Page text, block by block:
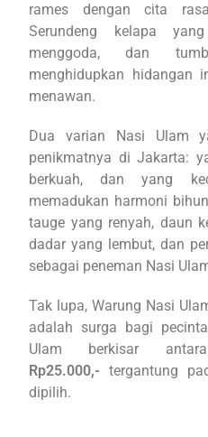
rames dengan cita
Serundeng kelapa
menggoda, dan
menghidupkan hidangan
menawan.
Dua varian Nasi Ulam
penikmatnya di Jakarta:
berkuah, dan yang
memadukan harmoni
tauge yang renyah, daun
dadar yang lembut, dan
sebagai peneman Nasi
Tak lupa, Warung Nasi
adalah surga bagi
Ulam berkisar
Rp25.000,- tergantung
dipilih.